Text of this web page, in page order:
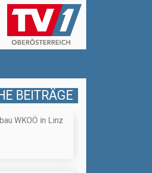
BEITRÄGE
WKOÖ in Linz